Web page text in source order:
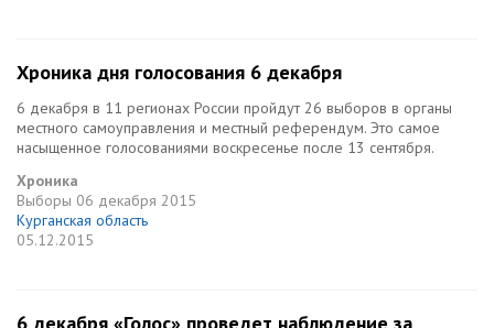
Хроника дня голосования 6 декабря
6 декабря в 11 регионах России пройдут 26 выборов в органы
местного самоуправления и местный референдум. Это самое
насыщенное голосованиями воскресенье после 13 сентября.
Хроника
Выборы 06 декабря 2015
Курганская область
05.12.2015